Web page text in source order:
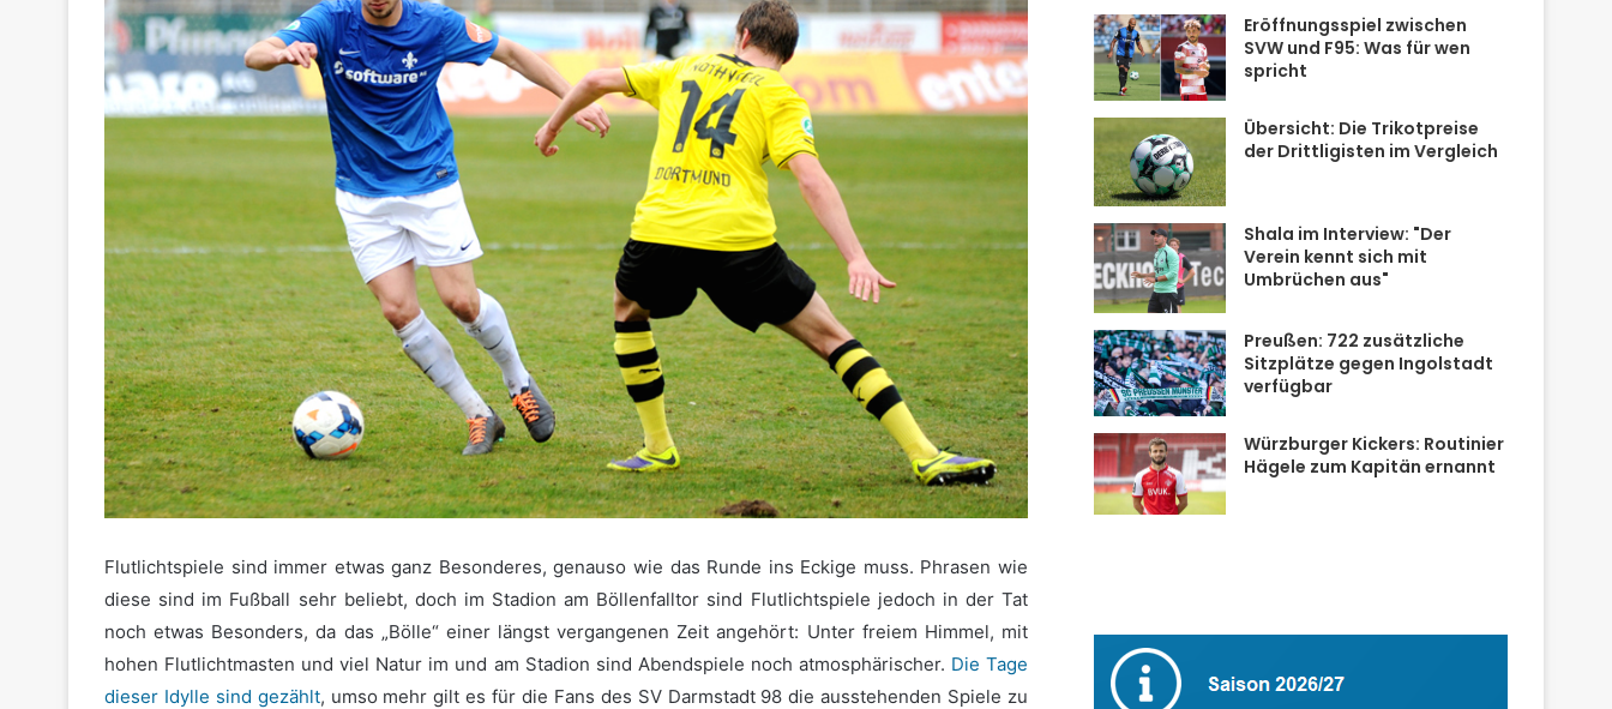
Flutlichtspiele sind immer etwas ganz Besonderes, genauso wie das Runde ins Eckige muss. Phrasen wie
diese sind im Fußball sehr beliebt, doch im Stadion am Böllenfalltor sind Flutlichtspiele jedoch in der Tat
noch etwas Besonders, da das „Bölle“ einer längst vergangenen Zeit angehört: Unter freiem Himmel, mit
hohen Flutlichtmasten und viel Natur im und am Stadion sind Abendspiele noch atmosphärischer. Die Tage
dieser Idylle sind gezählt, umso mehr gilt es für die Fans des SV Darmstadt 98 die ausstehenden Spiele zu
Eröffnungsspiel zwischen
SVW und F95: Was für wen
spricht
Übersicht: Die Trikotpreise
der Drittligisten im Vergleich
Shala im Interview: "Der
Verein kennt sich mit
Umbrüchen aus"
Preußen: 722 zusätzliche
Sitzplätze gegen Ingolstadt
verfügbar
Würzburger Kickers: Routinier
Hägele zum Kapitän ernannt